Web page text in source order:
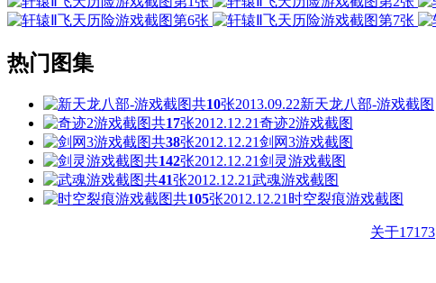
热门图集
共10张2013.09.22新天龙八部-游戏截图
共17张2012.12.21奇迹2游戏截图
共38张2012.12.21剑网3游戏截图
共142张2012.12.21剑灵游戏截图
共41张2012.12.21武魂游戏截图
共105张2012.12.21 时空裂痕游戏截图
关于17173